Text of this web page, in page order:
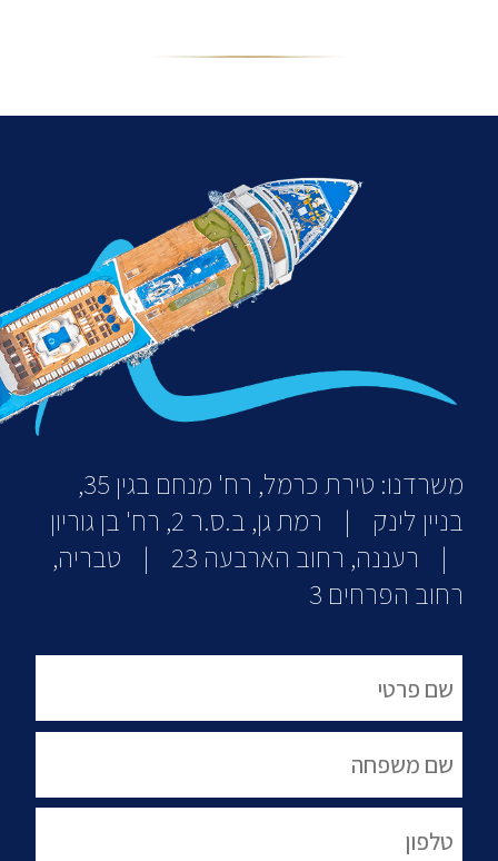
משרדנו: טירת כרמל, רח' מנחם בגין 35,
בניין לינק | רמת גן, ב.ס.ר 2, רח' בן גוריון
| רעננה, רחוב הארבעה 23 | טבריה,
רחוב הפרחים 3